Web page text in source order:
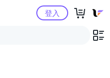
Yahoo購物中心登入